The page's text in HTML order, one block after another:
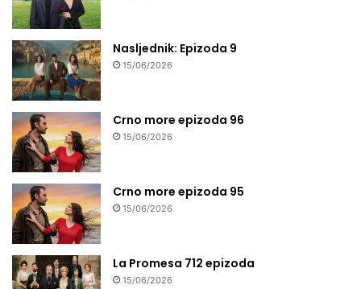
Nasljednik: Epizoda 9
15/06/2026
Crno more epizoda 96
15/06/2026
Crno more epizoda 95
15/06/2026
La Promesa 712 epizoda
15/06/2026